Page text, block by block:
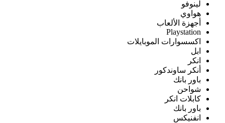
لينوفو
هواوي
أجهزة الألعاب
Playstation
اكسسوارات الموبايلات
ابل
انكر
أنكر ساوندكور
باور بانك
شواحن
كابلات انكر
باور بانك
انفنيكس